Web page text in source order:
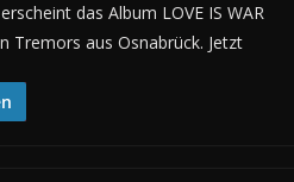
das Album LOVE IS WAR
Tremors aus Osnabrück. Jetzt